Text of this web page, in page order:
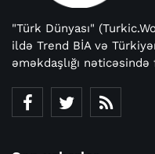
"Türk Dünyası"
ildə Trend BİA və
əməkdaşlığı